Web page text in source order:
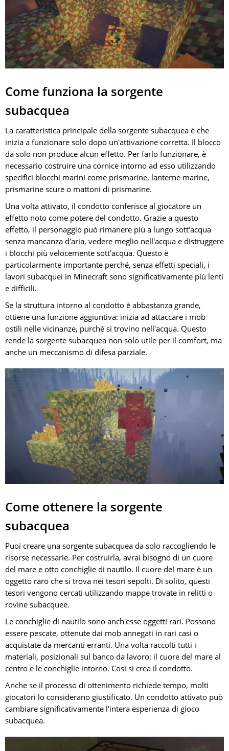
Come funziona la sorgente
subacquea
La caratteristica principale della sorgente subacquea è che
inizia a funzionare solo dopo un'attivazione corretta. Il blocco
da solo non produce alcun effetto. Per farlo funzionare, è
necessario costruire una cornice intorno ad esso utilizzando
specifici blocchi marini come prismarine, lanterne marine,
prismarine scure o mattoni di prismarine.
Una volta attivato, il condotto conferisce al giocatore un
effetto noto come potere del condotto. Grazie a questo
effetto, il personaggio può rimanere più a lungo sott'acqua
senza mancanza d'aria, vedere meglio nell'acqua e distruggere
i blocchi più velocemente sott'acqua. Questo è
particolarmente importante perché, senza effetti speciali, i
lavori subacquei in Minecraft sono significativamente più lenti
e difficili.
Se la struttura intorno al condotto è abbastanza grande,
ottiene una funzione aggiuntiva: inizia ad attaccare i mob
ostili nelle vicinanze, purché si trovino nell'acqua. Questo
rende la sorgente subacquea non solo utile per il comfort, ma
anche un meccanismo di difesa parziale.
Come ottenere la sorgente
subacquea
Puoi creare una sorgente subacquea da solo raccogliendo le
risorse necessarie. Per costruirla, avrai bisogno di un cuore
del mare e otto conchiglie di nautilo. Il cuore del mare è un
oggetto raro che si trova nei tesori sepolti. Di solito, questi
tesori vengono cercati utilizzando mappe trovate in relitti o
rovine subacquee.
Le conchiglie di nautilo sono anch'esse oggetti rari. Possono
essere pescate, ottenute dai mob annegati in rari casi o
acquistate da mercanti erranti. Una volta raccolti tutti i
materiali, posizionali sul banco da lavoro: il cuore del mare al
centro e le conchiglie intorno. Così si crea il condotto.
Anche se il processo di ottenimento richiede tempo, molti
giocatori lo considerano giustificato. Un condotto attivato può
cambiare significativamente l'intera esperienza di gioco
subacquea.